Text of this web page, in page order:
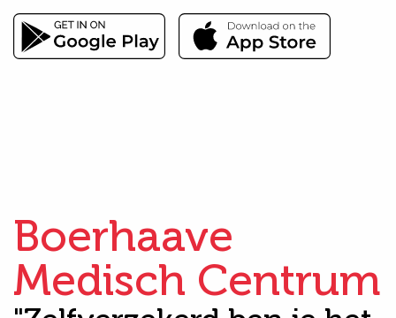
Boerhaave
Medisch Centrum